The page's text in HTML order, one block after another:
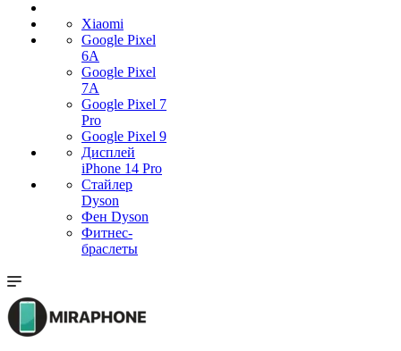
Xiaomi
Google Pixel
6A
Google Pixel
7А
Google Pixel 7
Pro
Google Pixel 9
Дисплей
iPhone 14 Pro
Стайлер
Dyson
Фен Dyson
Фитнес-
браслеты